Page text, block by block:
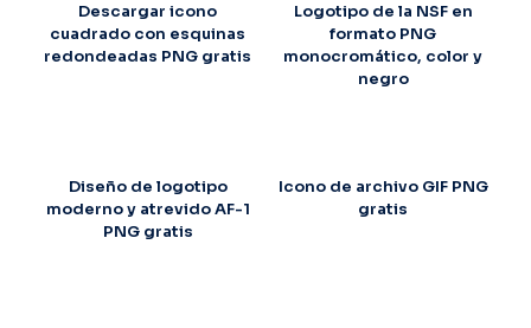
Descargar icono
cuadrado con esquinas
redondeadas PNG gratis
Logotipo de la NSF en
formato PNG
monocromático, color y
negro
Diseño de logotipo
moderno y atrevido AF-1
PNG gratis
Icono de archivo GIF PNG
gratis